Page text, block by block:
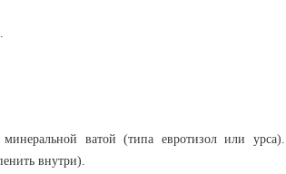
ватой (типа евротизол или урса).
внутри).